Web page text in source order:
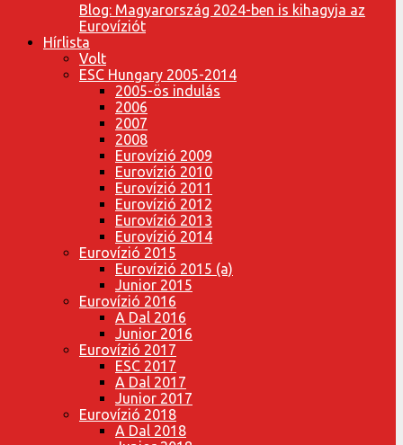
Blog: Magyarország 2024-ben is kihagyja az
Eurovíziót
Hírlista
Volt
ESC Hungary 2005-2014
2005-ös indulás
2006
2007
2008
Eurovízió 2009
Eurovízió 2010
Eurovízió 2011
Eurovízió 2012
Eurovízió 2013
Eurovízió 2014
Eurovízió 2015
Eurovízió 2015 (a)
Junior 2015
Eurovízió 2016
A Dal 2016
Junior 2016
Eurovízió 2017
ESC 2017
A Dal 2017
Junior 2017
Eurovízió 2018
A Dal 2018